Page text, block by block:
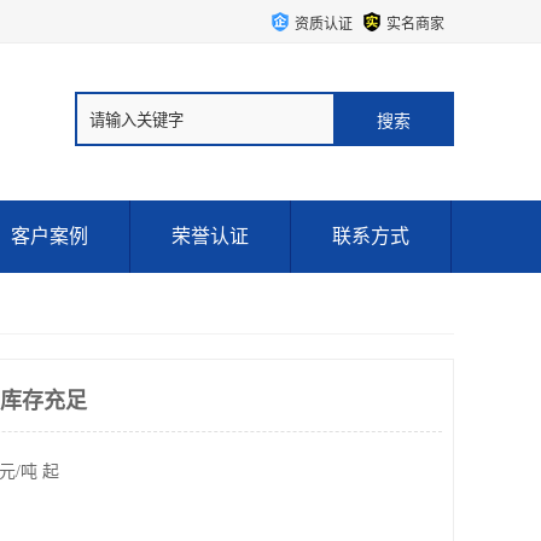
资质认证 实名商家
客户案例 荣誉认证 联系方式
存充足
元/吨 起